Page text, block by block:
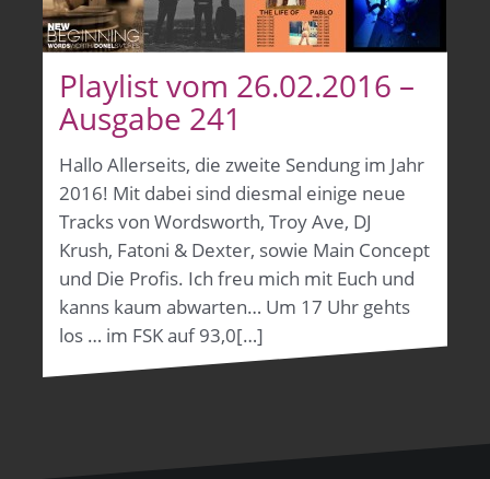
Playlist vom 26.02.2016 –
Ausgabe 241
Hallo Allerseits, die zweite Sendung im Jahr
2016! Mit dabei sind diesmal einige neue
Tracks von Wordsworth, Troy Ave, DJ
Krush, Fatoni & Dexter, sowie Main Concept
und Die Profis. Ich freu mich mit Euch und
kanns kaum abwarten… Um 17 Uhr gehts
los … im FSK auf 93,0[…]